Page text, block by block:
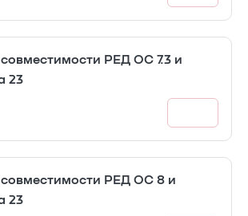
РЕД ОС 7.3 и
23
РЕД ОС 8 и
23